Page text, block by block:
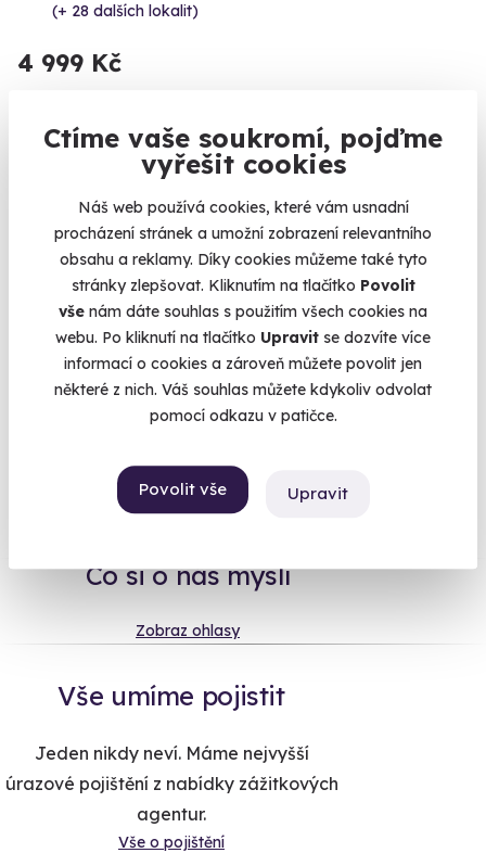
Ctíme vaše soukromí, pojďme
vyřešit cookies
Náš web používá cookies, které vám usnadní
procházení stránek a umožní zobrazení relevantního
obsahu a reklamy. Díky cookies můžeme také tyto
stránky zlepšovat. Kliknutím na tlačítko Povolit
vše nám dáte souhlas s použitím všech cookies na
webu. Po kliknutí na tlačítko Upravit se dozvíte více
informací o cookies a zároveň můžete povolit jen
některé z nich. Váš souhlas můžete kdykoliv odvolat
pomocí odkazu v patičce.
Povolit vše Upravit
(+ 28 dalších lokalit)
4 999 Kč
Zobrazit zážitky na mapě
Už 18 let si s námi můžete po práci skočit s padákem nebo
utéct z kanceláře do jiného světa. Na oslavu jsme pro Vás
proto sestavili tuhle speciální kolekci. Nejsou to ale jen
náhodné zážitky - je to pečlivý výběr nejoblíbenějších zážitků
za celou naši historii. Takové naše "best of" toho nejlepšího,
co s námi můžete zažít. Který zážitek dnes promění Váš
všední den v neobyčejný? Více
Naheureka.cz
96% spokojenost zákazníků.
Co si o nás myslí
Zobraz ohlasy
Vše umíme pojistit
Jeden nikdy neví. Máme nejvyšší
úrazové pojištění z nabídky zážitkových
agentur.
Vše o pojištění